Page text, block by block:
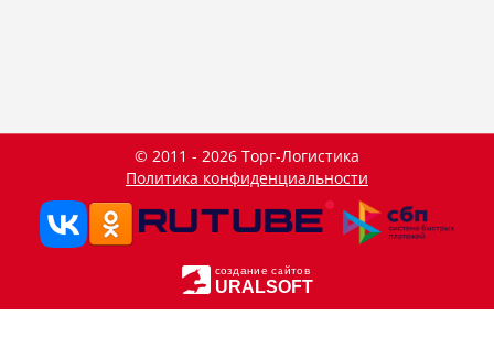
© 2011 - 2026 Торг-Логистика
Политика конфиденциальности
создание сайтов
URALSOFT